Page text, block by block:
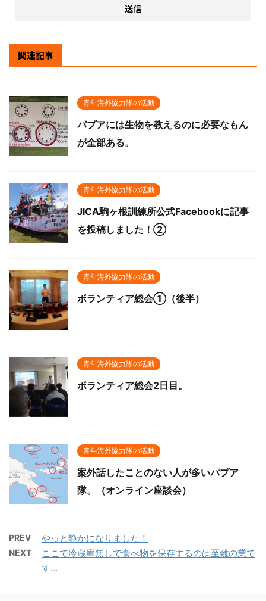
関連記事
青年海外協力隊の活動
パプアには生物を教えるのに必要なもん
が全部ある。
青年海外協力隊の活動
JICA駒ヶ根訓練所公式Facebookに記事
を投稿しました！②
青年海外協力隊の活動
ボランティア総会①（後半）
青年海外協力隊の活動
ボランティア総会2日目。
青年海外協力隊の活動
案外話したことのない人が多いパプア
隊。（オンライン座談会）
PREV やっと静かになりました！
NEXT
ここで冷蔵庫無しで食べ物を保存するのは至難の業で
す…